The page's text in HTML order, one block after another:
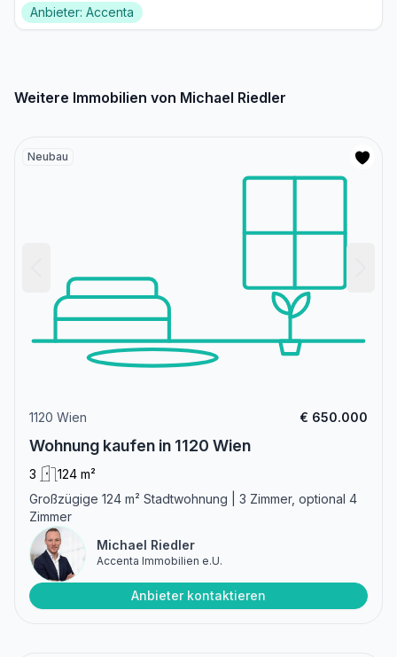
Anbieter: Accenta
Weitere Immobilien von Michael Riedler
Neubau
1120 Wien € 650.000
Wohnung kaufen in 1120 Wien
3
124 m²
Großzügige 124 m² Stadtwohnung | 3 Zimmer, optional 4
Zimmer
Michael Riedler
Accenta Immobilien e.U.
Anbieter kontaktieren